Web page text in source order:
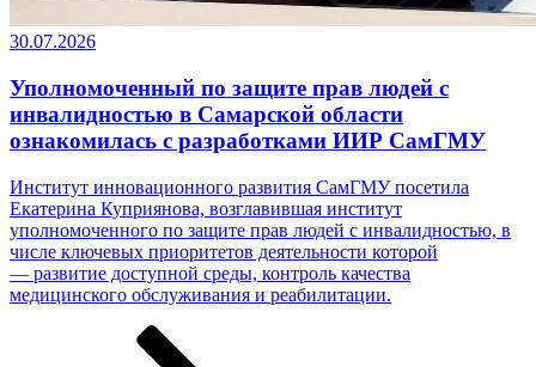
30.07.2026
Уполномоченный по защите прав людей с
инвалидностью в Самарской области
ознакомилась с разработками ИИР СамГМУ
Институт инновационного развития СамГМУ посетила
Екатерина Куприянова, возглавившая институт
уполномоченного по защите прав людей с инвалидностью, в
числе ключевых приоритетов деятельности которой
— развитие доступной среды, контроль качества
медицинского обслуживания и реабилитации.